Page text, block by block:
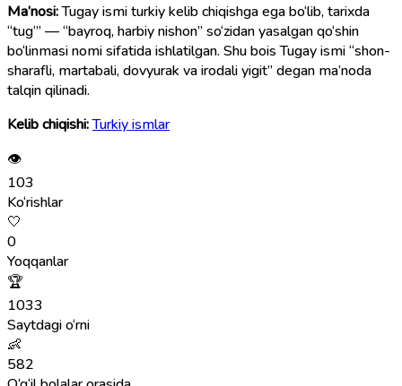
Ma’nosi:Tugay ismi turkiy kelib chiqishga ega bo‘lib, tarixda
“tug‘” — “bayroq, harbiy nishon” so‘zidan yasalgan qo‘shin
bo‘linmasi nomi sifatida ishlatilgan. Shu bois Tugay ismi “shon-
sharafli, martabali, dovyurak va irodali yigit” degan ma’noda
talqin qilinadi.
Kelib chiqishi:Turkiy ismlar
👁
103
Ko‘rishlar
🤍
0
Yoqqanlar
🏆
1033
Saytdagi o‘rni
👶
582